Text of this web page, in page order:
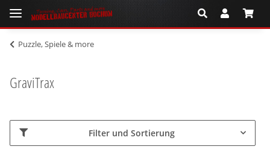
Puzzle, Spiele & more
GraviTrax
Filter und Sortierung